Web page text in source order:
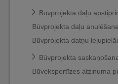
Būvprojekta daļu
Būvprojekta daļu
Būvprojekta datņu
Būvprojekta
Būvekspertīzes atzinuma